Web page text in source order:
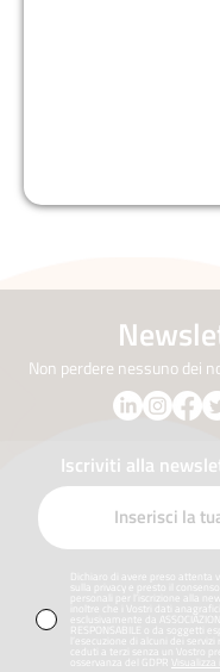
Non perdere nessuno dei
Iscriviti alla
Dichiaro di avere preso attenta
sulla privacy e presto il
personali per l’iscrizione alla
inoltre che i Vostri dati
esclusivamente da
RESPONSABILE o da soggetti
l’esecuzione di alcuni dei
ceduti a terzi senza un Vostro
osservanza del GDPR